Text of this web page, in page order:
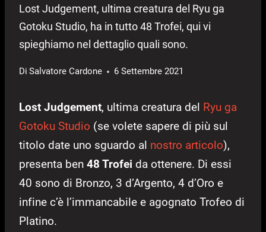
Lost Judgement, ultima creatura del Ryu ga
Gotoku Studio, ha in tutto 48 Trofei, qui vi
spieghiamo nel dettaglio quali sono.
Di Salvatore Cardone 6 Settembre 2021
Lost Judgement, ultima creatura del Ryu ga
Gotoku Studio (se volete sapere di più sul
titolo date uno sguardo al nostro articolo),
presenta ben 48 Trofei da ottenere. Di essi
40 sono di Bronzo, 3 d’Argento, 4 d’Oro e
infine c’è l’immancabile e agognato Trofeo di
Platino.